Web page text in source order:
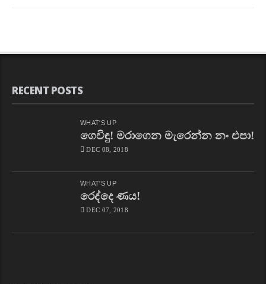
RECENT POSTS
WHAT'S UP
ගෙවිඳු! මරාගෙන මැරෙන්න නං එපා!
DEC 08, 2018
WHAT'S UP
රෙද්දෙ ණය!
DEC 07, 2018